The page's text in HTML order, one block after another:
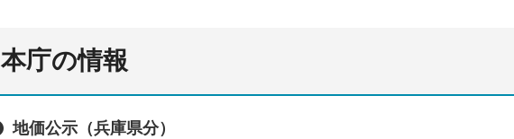
本庁の情報
地価公示（兵庫県分）